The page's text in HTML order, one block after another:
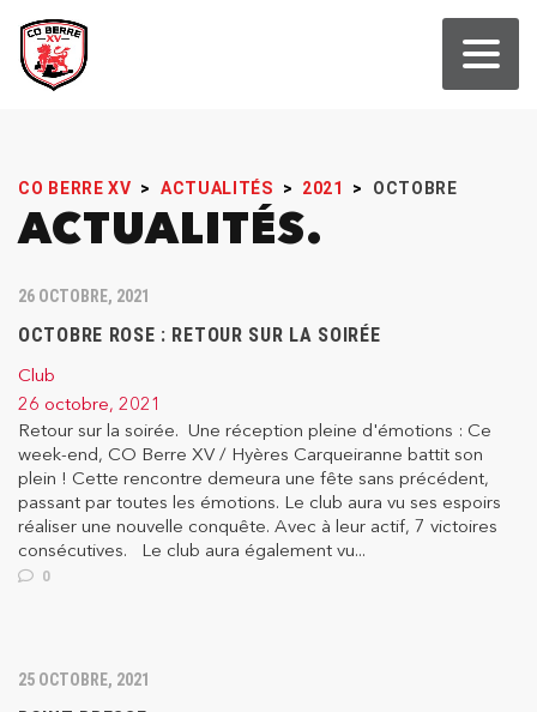
CO BERRE XV > ACTUALITÉS > 2021 > OCTOBRE
ACTUALITÉS
26 OCTOBRE, 2021
OCTOBRE ROSE : RETOUR SUR LA SOIRÉE
Club
26 octobre, 2021
Retour sur la soirée. Une réception pleine d'émotions : Ce
week-end, CO Berre XV / Hyères Carqueiranne battit son
plein ! Cette rencontre demeura une fête sans précédent,
passant par toutes les émotions. Le club aura vu ses espoirs
réaliser une nouvelle conquête. Avec à leur actif, 7 victoires
consécutives. Le club aura également vu...
0
25 OCTOBRE, 2021